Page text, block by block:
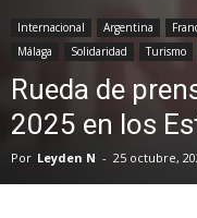
Internacional Argentina
Málaga
Solidaridad Turismo
Rueda de
2025 en los
Por Leyden N - 25 octubre,